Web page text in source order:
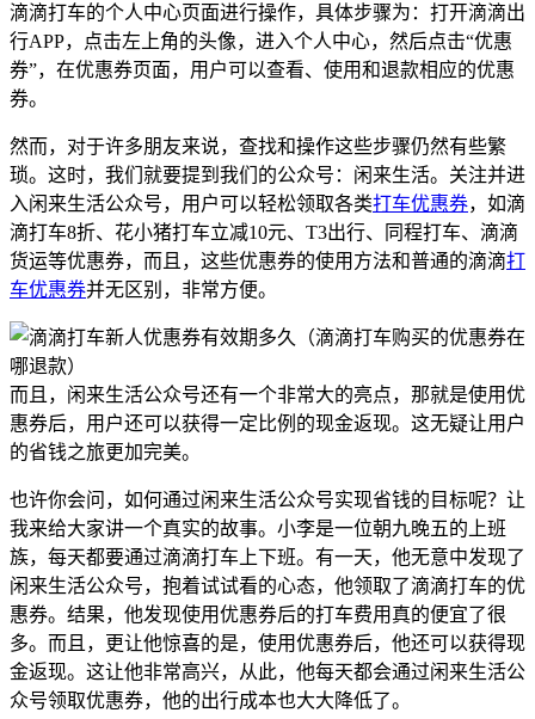
滴滴打车的个人中心页面进行操作，具体步骤为：打开滴滴出
行APP，点击左上角的头像，进入个人中心，然后点击“优惠
券”，在优惠券页面，用户可以查看、使用和退款相应的优惠
券。
然而，对于许多朋友来说，查找和操作这些步骤仍然有些繁
琐。这时，我们就要提到我们的公众号：闲来生活。关注并进
入闲来生活公众号，用户可以轻松领取各类打车优惠券，如滴
滴打车8折、花小猪打车立减10元、T3出行、同程打车、滴滴
货运等优惠券，而且，这些优惠券的使用方法和普通的滴滴打
车优惠券并无区别，非常方便。
而且，闲来生活公众号还有一个非常大的亮点，那就是使用优
惠券后，用户还可以获得一定比例的现金返现。这无疑让用户
的省钱之旅更加完美。
也许你会问，如何通过闲来生活公众号实现省钱的目标呢？让
我来给大家讲一个真实的故事。小李是一位朝九晚五的上班
族，每天都要通过滴滴打车上下班。有一天，他无意中发现了
闲来生活公众号，抱着试试看的心态，他领取了滴滴打车的优
惠券。结果，他发现使用优惠券后的打车费用真的便宜了很
多。而且，更让他惊喜的是，使用优惠券后，他还可以获得现
金返现。这让他非常高兴，从此，他每天都会通过闲来生活公
众号领取优惠券，他的出行成本也大大降低了。